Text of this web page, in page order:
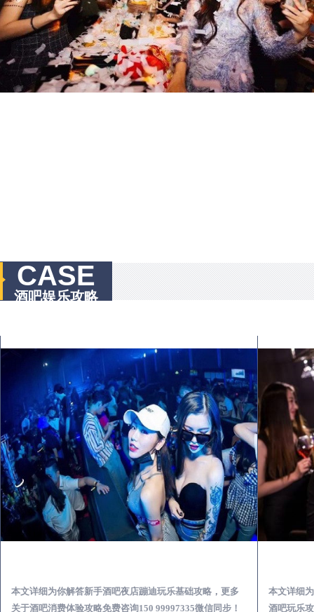
CASE
酒吧娱乐攻略
本文详细为你解答新手酒吧夜店蹦迪玩乐基础攻略，更多
关于酒吧消费体验攻略免费咨询150 99997335微信同步！
本文详细
酒吧玩乐